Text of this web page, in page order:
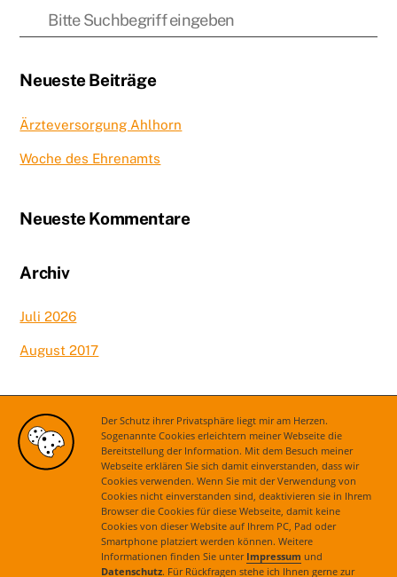
Der Schutz ihrer Privatsphäre liegt mir am Herzen.
Sogenannte Cookies erleichtern meiner Webseite die
Bereitstellung der Information. Mit dem Besuch meiner
Webseite erklären Sie sich damit einverstanden, dass wir
Cookies verwenden. Wenn Sie mit der Verwendung von
Cookies nicht einverstanden sind, deaktivieren sie in Ihrem
Browser die Cookies für diese Webseite, damit keine
Cookies von dieser Website auf Ihrem PC, Pad oder
Smartphone platziert werden können. Weitere
Informationen finden Sie unter Impressum und
Datenschutz. Für Rückfragen stehe ich Ihnen gerne zur
Neueste Beiträge
Ärzteversorgung Ahlhorn
Woche des Ehrenamts
Neueste Kommentare
Archiv
Juli 2026
August 2017
Kategorien
Aktuelles